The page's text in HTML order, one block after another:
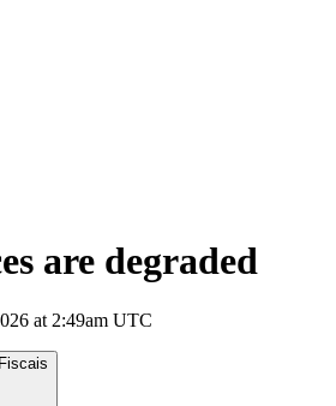
are degraded
at 2:49am UTC